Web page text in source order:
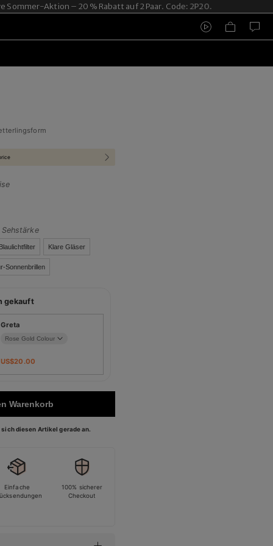
Aktion – 20 % Rabatt auf 2 Paar. Code: 2P20.
Klare Gläser
Sonnenbrillen
gekauft
Greta
US$20.00
Warenkorb
sich diesen Artikel gerade an.
Einfache
100% sicherer
Checkout